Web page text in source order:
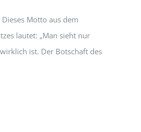
Motto aus dem
lautet: „Man sieht nur
ist. Der Botschaft des